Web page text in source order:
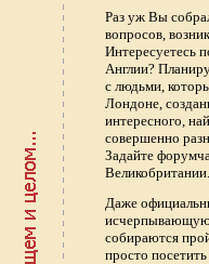
Раз уж Вы
вопросов,
Интересуетесь
Англии?
с людьми,
Лондоне,
интересного,
совершенно
Задайте
Даже
исчерпывающую
собираются
просто